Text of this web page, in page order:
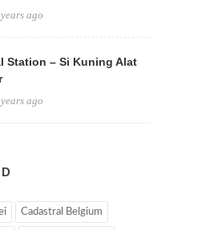
ago
Station – Si Kuning Alat
ago
Cadastral Belgium